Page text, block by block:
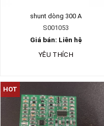
shunt dòng 300 A
S001053
Giá bán: Liên hệ
YÊU THÍCH
HOT